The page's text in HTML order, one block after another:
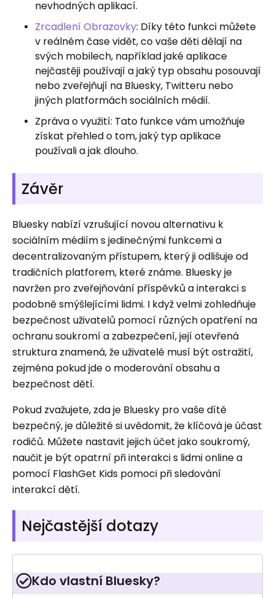
nevhodných aplikací.
Zrcadlení Obrazovky: Díky této funkci můžete
v reálném čase vidět, co vaše děti dělají na
svých mobilech, například jaké aplikace
nejčastěji používají a jaký typ obsahu posouvají
nebo zveřejňují na Bluesky, Twitteru nebo
jiných platformách sociálních médií.
Zpráva o využití: Tato funkce vám umožňuje
získat přehled o tom, jaký typ aplikace
používali a jak dlouho.
Závěr
Bluesky nabízí vzrušující novou alternativu k
sociálním médiím s jedinečnými funkcemi a
decentralizovaným přístupem, který ji odlišuje od
tradičních platforem, které známe. Bluesky je
navržen pro zveřejňování příspěvků a interakci s
podobně smýšlejícími lidmi. I když velmi zohledňuje
bezpečnost uživatelů pomocí různých opatření na
ochranu soukromí a zabezpečení, její otevřená
struktura znamená, že uživatelé musí být ostražití,
zejména pokud jde o moderování obsahu a
bezpečnost dětí.
Pokud zvažujete, zda je Bluesky pro vaše dítě
bezpečný, je důležité si uvědomit, že klíčová je účast
rodičů. Můžete nastavit jejich účet jako soukromý,
naučit je být opatrní při interakci s lidmi online a
pomocí FlashGet Kids pomoci při sledování
interakcí dětí.
Nejčastější dotazy
Kdo vlastní Bluesky?